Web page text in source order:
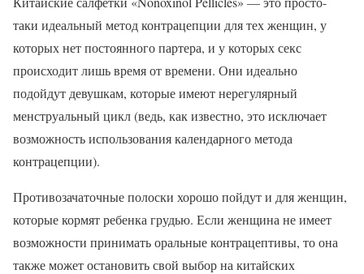
таки идеальный метод контрацепции для тех женщин, у
которых нет постоянного партера, и у которых секс
происходит лишь время от времени. Они идеально
подойдут девушкам, которые имеют нерегулярный
менструальный цикл (ведь, как известно, это исключает
возможность использования календарного метода
контрацепции).
Противозачаточные полоски хорошо пойдут и для женщин,
которые кормят ребенка грудью. Если женщина не имеет
возможности принимать оральные контрацептивы, то она
также может остановить свой выбор на китайских